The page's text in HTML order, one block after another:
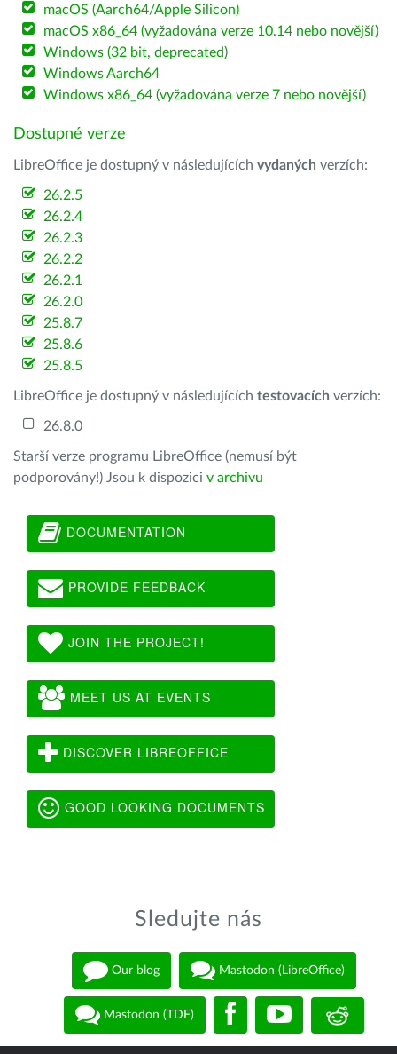
macOS (Aarch64/Apple Silicon)
macOS x86_64 (vyžadována verze 10.14 nebo novější)
Windows (32 bit, deprecated)
Windows Aarch64
Windows x86_64 (vyžadována verze 7 nebo novější)
Dostupné verze
LibreOffice je dostupný v následujících vydaných verzích:
26.2.5
26.2.4
26.2.3
26.2.2
26.2.1
26.2.0
25.8.7
25.8.6
25.8.5
LibreOffice je dostupný v následujících testovacích verzích:
26.8.0
Starší verze programu LibreOffice (nemusí být
podporovány!) Jsou k dispozici v archivu
DOCUMENTATION
PROVIDE FEEDBACK
JOIN THE PROJECT!
MEET US AT EVENTS
DISCOVER LIBREOFFICE
GOOD LOOKING DOCUMENTS
Sledujte nás
Our blog Mastodon (LibreOffice)
Mastodon (TDF)